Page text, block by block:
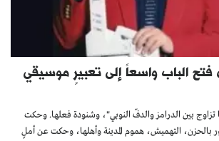
الباب واسعاً إلى تعبيرٍ موسيقي
تزاوج بين الدرامز والدفّ النوبي"، وشنودة فعلها. وحكت
بالحزن، التهميش، هموم المدينة وأهلها، وحكت عن أملٍ